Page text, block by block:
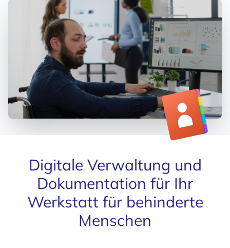
Digitale Verwaltung und
Dokumentation für Ihr
Werkstatt für behinderte
Menschen